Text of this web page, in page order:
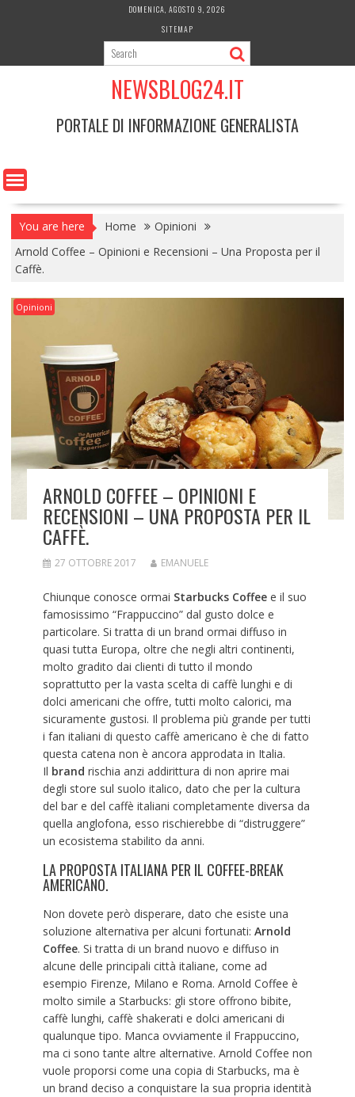
DOMENICA, AGOSTO 9, 2026
SITEMAP
NEWSBLOG24.IT
PORTALE DI INFORMAZIONE GENERALISTA
You are here Home
Opinioni
Arnold Coffee – Opinioni e Recensioni – Una Proposta per il
Caffè.
Opinioni
ARNOLD COFFEE – OPINIONI E
RECENSIONI – UNA PROPOSTA PER IL
CAFFÈ.
27 OTTOBRE 2017 EMANUELE
Chiunque conosce ormai Starbucks Coffeee il suo
famosissimo “Frappuccino” dal gusto dolce e
particolare. Si tratta di un brand ormai diffuso in
quasi tutta Europa, oltre che negli altri continenti,
molto gradito dai clienti di tutto il mondo
soprattutto per la vasta scelta di caffè lunghi e di
dolci americani che offre, tutti molto calorici, ma
sicuramente gustosi. Il problema più grande per tutti
i fan italiani di questo caffè americano è che di fatto
questa catena non è ancora approdata in Italia.
Il brand rischia anzi addirittura di non aprire mai
degli store sul suolo italico, dato che per la cultura
del bar e del caffè italiani completamente diversa da
quella anglofona, esso rischierebbe di “distruggere”
un ecosistema stabilito da anni.
LA PROPOSTA ITALIANA PER IL COFFEE-BREAK
AMERICANO.
Non dovete però disperare, dato che esiste una
soluzione alternativa per alcuni fortunati: Arnold
Coffee. Si tratta di un brand nuovo e diffuso in
alcune delle principali città italiane, come ad
esempio Firenze, Milano e Roma. Arnold Coffee è
molto simile a Starbucks: gli store offrono bibite,
caffè lunghi, caffè shakerati e dolci americani di
qualunque tipo. Manca ovviamente il Frappuccino,
ma ci sono tante altre alternative. Arnold Coffee non
vuole proporsi come una copia di Starbucks, ma è
un brand deciso a conquistare la sua propria identità